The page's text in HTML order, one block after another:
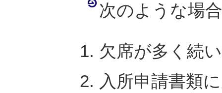
次のような場
欠席が多く続
入所申請書類